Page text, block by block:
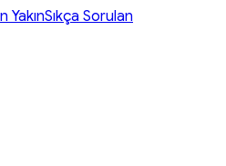
YakınSıkça Sorulan